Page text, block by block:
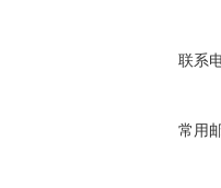
联系
常用